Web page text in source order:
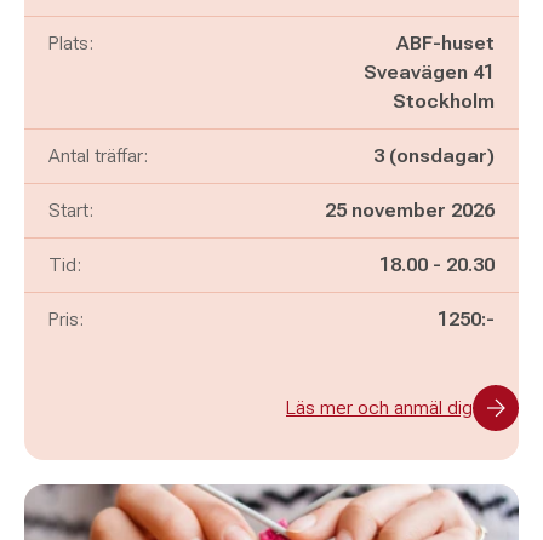
Plats:
ABF-huset
Sveavägen 41
Stockholm
Antal träffar: 3 (onsdagar)
Start: 25 november 2026
Tid: Pågår mellan
18.00 - och
20.30
Pris: 1250:-
Läs mer och anmäl dig